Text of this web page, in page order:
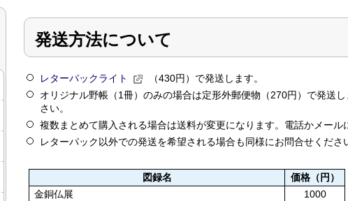
発送方法について
レターパックライト
（430円）で発送します。
オリジナル野帳（1冊） のみの場合は定形外郵便物（270円）で発送
さい。
複数まとめて購入される場合は送料が変更になります。電話かメール
レターパック以外での発送を希望される場合も同様にお問合せくださ
図録名
価格（円）
金銅仏展
1000